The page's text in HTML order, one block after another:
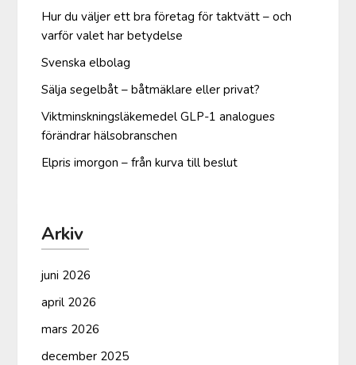
Hur du väljer ett bra företag för taktvätt – och
varför valet har betydelse
Svenska elbolag
Sälja segelbåt – båtmäklare eller privat?
Viktminskningsläkemedel GLP-1 analogues
förändrar hälsobranschen
Elpris imorgon – från kurva till beslut
Arkiv
juni 2026
april 2026
mars 2026
december 2025